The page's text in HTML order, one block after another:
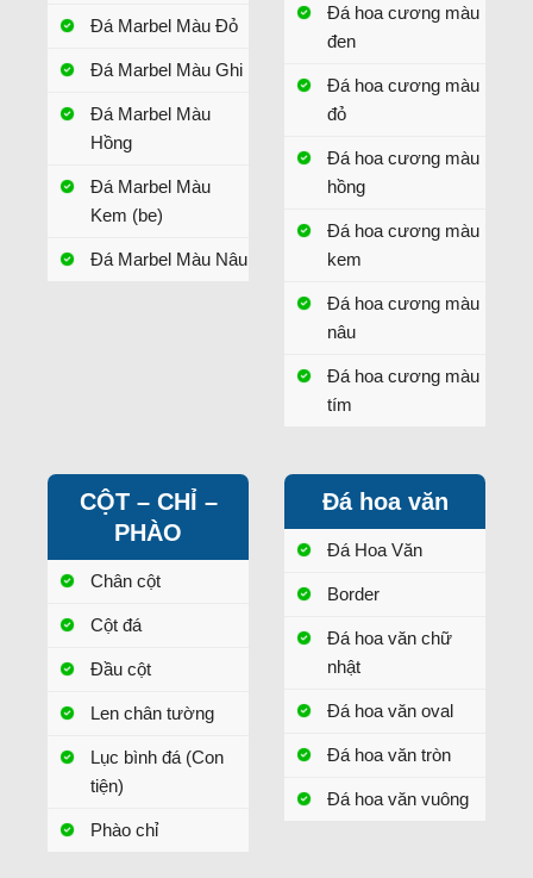
Đá Marbel Màu Đỏ
Đá Marbel Màu Ghi
Đá Marbel Màu
Hồng
Đá Marbel Màu
Kem (be)
Đá Marbel Màu Nâu
Đá hoa cương màu
đen
Đá hoa cương màu
đỏ
Đá hoa cương màu
hồng
Đá hoa cương màu
kem
Đá hoa cương màu
nâu
Đá hoa cương màu
tím
CỘT – CHỈ –
PHÀO
Chân cột
Cột đá
Đầu cột
Len chân tường
Lục bình đá (Con
tiện)
Phào chỉ
Đá hoa văn
Đá Hoa Văn
Border
Đá hoa văn chữ
nhật
Đá hoa văn oval
Đá hoa văn tròn
Đá hoa văn vuông